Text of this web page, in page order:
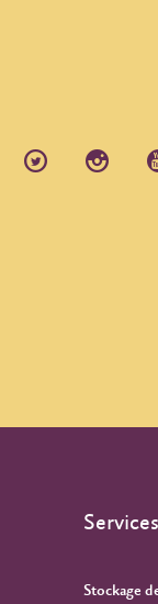
Services
Stockage